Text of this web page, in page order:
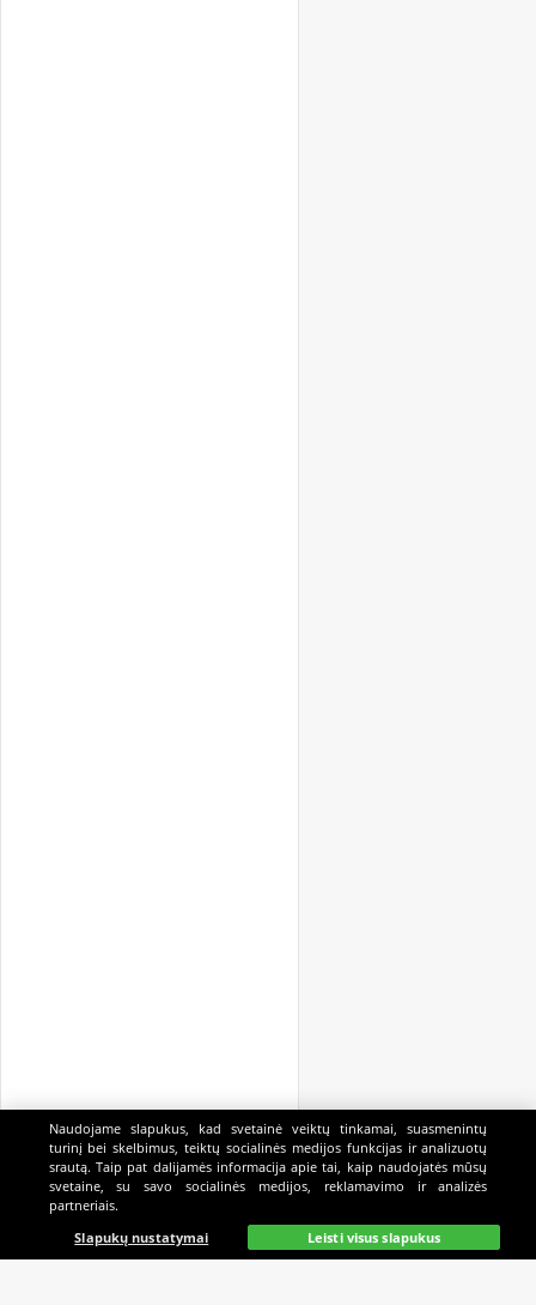
Pagrindinis Gyvai Paieška Mano Kazino
Naudojame slapukus, kad svetainė veiktų tinkamai, suasmenintų
turinį bei skelbimus, teiktų socialinės medijos funkcijas ir analizuotų
srautą. Taip pat dalijamės informacija apie tai, kaip naudojatės mūsų
svetaine, su savo socialinės medijos, reklamavimo ir analizės
partneriais.
Slapukų nustatymai
Leisti visus slapukus